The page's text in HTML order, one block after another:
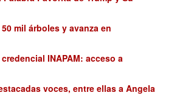
mil árboles y avanza en
INAPAM: acceso a
voces, entre ellas a Angela